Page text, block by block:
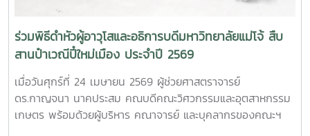
Welfare, and Care-support Robotics” และ “Automation
Engineering, Welfare Robots and Nursing Care
Systems” ซึ่งเกี่ยวข้องกับเทคโนโลยีหุ่นยนต์เพื่อการแพทย์ การ
ดูแลผู้สูงอายุ และระบบสนับสนุนงานด้านสวัสดิการและการ
พยาบาล รวมถึงการออกแบบและพัฒนาหุ่นยนต์สำหรับภารกิจ
เฉพาะ เช่น การเกษตร การช่วยเหลือผู้ประสบภัยและงานเสี่ยง
อันตรายอื่นๆนอกจากนี้ ผู้แทนจากหลักสูตรวิศวกรรมเกษตร
ร่วมพิธีดำหัวผู้อาวุโสและอธิการบดีมหาวิทยาลัยแม่โจ้ สืบ
สานป๋าเวณีปี๋ใหม่เมือง ประจำปี 2569
เมื่อวันศุกร์ที่ 24 เมษายน 2569 ผู้ช่วยศาสตราจารย์
ดร.กาญจนา นาคประสม คณบดีคณะวิศวกรรมและอุตสาหกรรม
เกษตร พร้อมด้วยผู้บริหาร คณาจารย์ และบุคลากรของคณะฯ